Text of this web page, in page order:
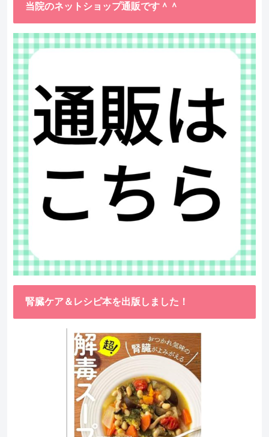
当院のネットショップ通販です＾＾
腎臓ケア＆レシピ本を出版しました！